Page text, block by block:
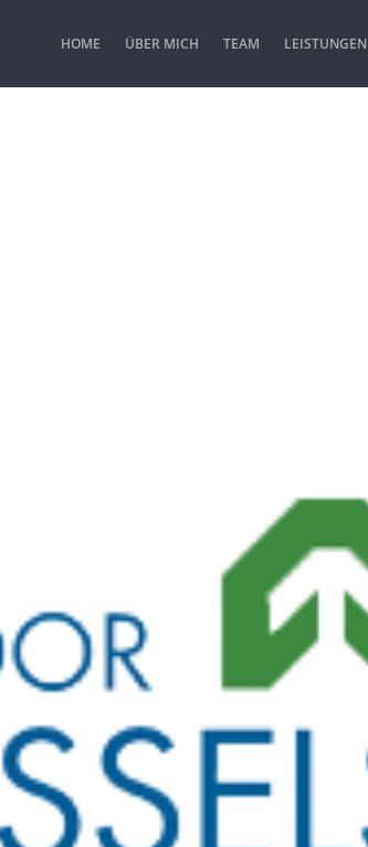
HOME ÜBER MICH TEAM LEISTUNGEN